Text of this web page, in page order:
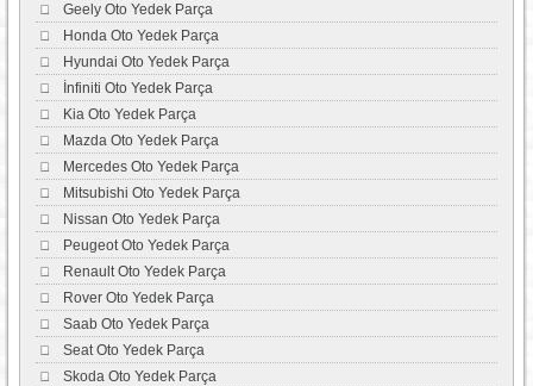
Geely Oto Yedek Parça
Honda Oto Yedek Parça
Hyundai Oto Yedek Parça
İnfiniti Oto Yedek Parça
Kia Oto Yedek Parça
Mazda Oto Yedek Parça
Mercedes Oto Yedek Parça
Mitsubishi Oto Yedek Parça
Nissan Oto Yedek Parça
Peugeot Oto Yedek Parça
Renault Oto Yedek Parça
Rover Oto Yedek Parça
Saab Oto Yedek Parça
Seat Oto Yedek Parça
Skoda Oto Yedek Parça